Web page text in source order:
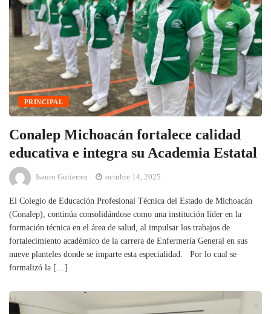
PRINCIPAL
Conalep Michoacán fortalece calidad
educativa e integra su Academia Estatal
Isauro Gutierrez octubre 14, 2025
El Colegio de Educación Profesional Técnica del Estado de Michoacán
(Conalep), continúa consolidándose como una institución líder en la
formación técnica en el área de salud, al impulsar los trabajos de
fortalecimiento académico de la carrera de Enfermería General en sus
nueve planteles donde se imparte esta especialidad. Por lo cual se
formalizó la […]